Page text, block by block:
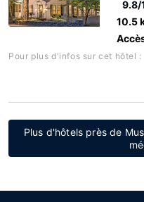
9.8/
10.5
Pour plus d'infos sur cet hôtel :
Plus d'hôtels près de